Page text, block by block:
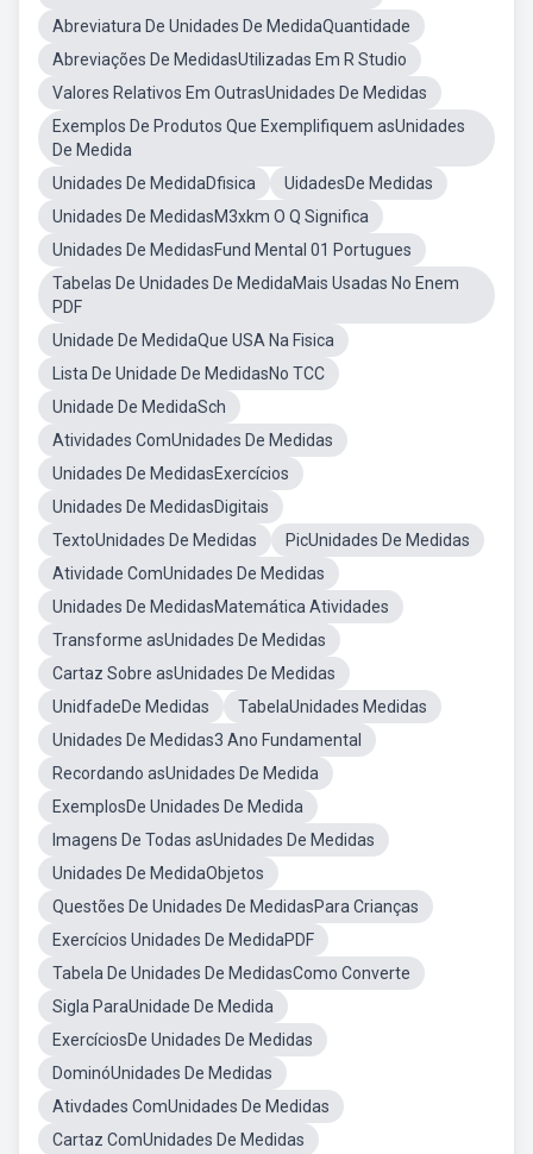
Abreviatura De Unidades De MedidaQuantidade
Abreviações De MedidasUtilizadas Em R Studio
Valores Relativos Em OutrasUnidades De Medidas
Exemplos De Produtos Que Exemplifiquem asUnidades
De Medida
Unidades De MedidaDfisica
UidadesDe Medidas
Unidades De MedidasM3xkm O Q Significa
Unidades De MedidasFund Mental 01 Portugues
Tabelas De Unidades De MedidaMais Usadas No Enem
PDF
Unidade De MedidaQue USA Na Fisica
Lista De Unidade De MedidasNo TCC
Unidade De MedidaSch
Atividades ComUnidades De Medidas
Unidades De MedidasExercícios
Unidades De MedidasDigitais
TextoUnidades De Medidas
PicUnidades De Medidas
Atividade ComUnidades De Medidas
Unidades De MedidasMatemática Atividades
Transforme asUnidades De Medidas
Cartaz Sobre asUnidades De Medidas
UnidfadeDe Medidas
TabelaUnidades Medidas
Unidades De Medidas3 Ano Fundamental
Recordando asUnidades De Medida
ExemplosDe Unidades De Medida
Imagens De Todas asUnidades De Medidas
Unidades De MedidaObjetos
Questões De Unidades De MedidasPara Crianças
Exercícios Unidades De MedidaPDF
Tabela De Unidades De MedidasComo Converte
Sigla ParaUnidade De Medida
ExercíciosDe Unidades De Medidas
DominóUnidades De Medidas
Ativdades ComUnidades De Medidas
Cartaz ComUnidades De Medidas